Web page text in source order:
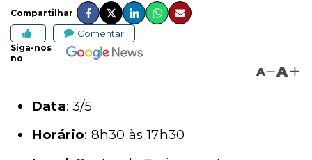
Compartilhar
Comentar
Siga-nos
no
A A
Data: 3/5
Horário: 8h30 às 17h30